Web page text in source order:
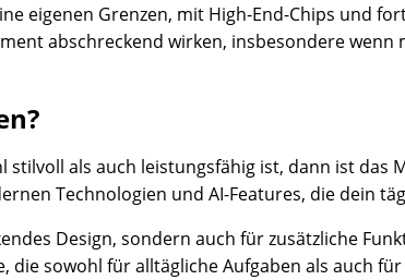
eigenen Grenzen, mit High-End-Chips und
abschreckend wirken, insbesondere
als auch leistungsfähig ist, dann ist das
Technologien und AI-Features, die dein
Design, sondern auch für zusätzliche
sowohl für alltägliche Aufgaben als auch